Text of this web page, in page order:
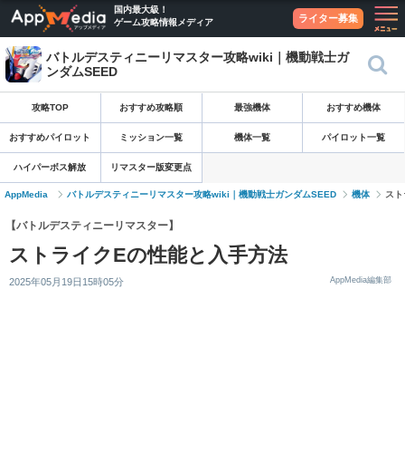
国内最大級！
ゲーム攻略情報メディア
ライター募集
バトルデスティニーリマスター攻略wiki｜機動戦士ガ
ンダムSEED
攻略TOP おすすめ攻略順 最強機体 おすすめ機体
おすすめパイロット ミッション一覧 機体一覧 パイロット一覧
ハイパーボス解放 リマスター版変更点
AppMedia バトルデスティニーリマスター攻略wiki｜機動戦士ガンダムSEED 機体 ス
【バトルデスティニーリマスター】
ストライクEの性能と入手方法
2025年05月19日15時05分 AppMedia編集部